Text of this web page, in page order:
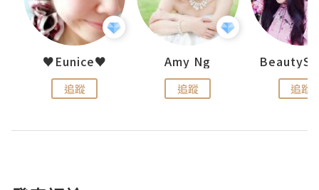
♥Eunice♥
追蹤
Amy Ng
追蹤 追蹤